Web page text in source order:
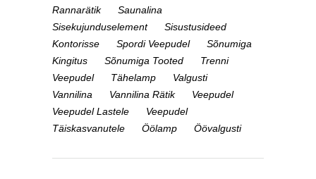
Rannarätik
Saunalina
Sisekujunduselement
Sisustusideed
Kontorisse
Spordi Veepudel
Sõnumiga
Kingitus
Sõnumiga Tooted
Trenni
Veepudel
Tähelamp
Valgusti
Vannilina
Vannilina Rätik
Veepudel
Veepudel Lastele
Veepudel
Täiskasvanutele
Öölamp Öövalgusti